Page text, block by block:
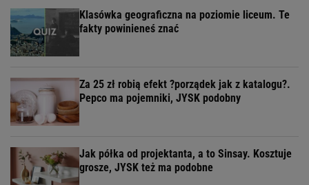
Klasówka geograficzna na poziomie liceum. Te
fakty powinieneś znać
Za 25 zł robią efekt ?porządek jak z katalogu?.
Pepco ma pojemniki, JYSK podobny
Jak półka od projektanta, a to Sinsay. Kosztuje
grosze, JYSK też ma podobne